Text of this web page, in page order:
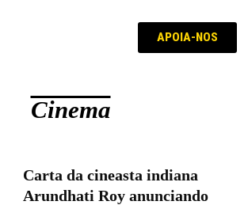
APOIA-NOS
Cinema
Carta da cineasta indiana
Arundhati Roy anunciando